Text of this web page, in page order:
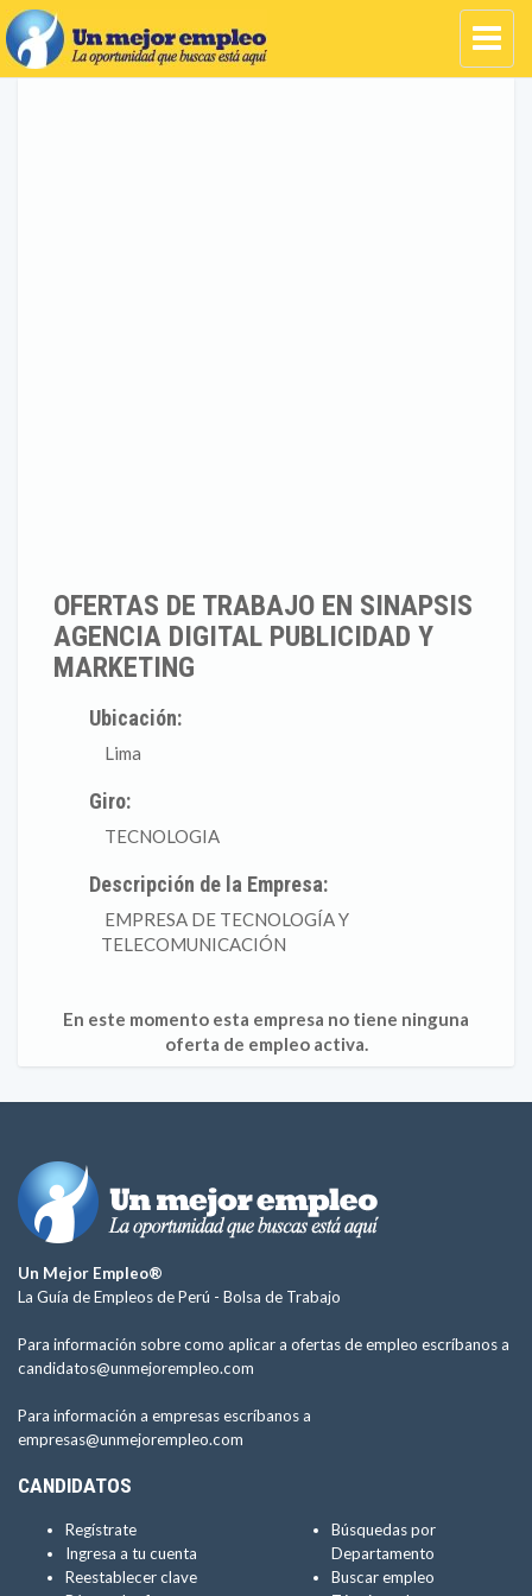
OFERTAS DE TRABAJO EN SINAPSIS
AGENCIA DIGITAL PUBLICIDAD Y
MARKETING
Ubicación:
Lima
Giro:
TECNOLOGIA
Descripción de la Empresa:
EMPRESA DE TECNOLOGÍA Y
TELECOMUNICACIÓN
En este momento esta empresa no tiene ninguna
oferta de empleo activa.
Un Mejor Empleo®
La Guía de Empleos de Perú - Bolsa de Trabajo
Para información sobre como aplicar a ofertas de empleo escríbanos a
candidatos@unmejorempleo.com
Para información a empresas escríbanos a
empresas@unmejorempleo.com
CANDIDATOS
Regístrate
Ingresa a tu cuenta
Reestablecer clave
Búsquedas por
Departamento
Buscar empleo